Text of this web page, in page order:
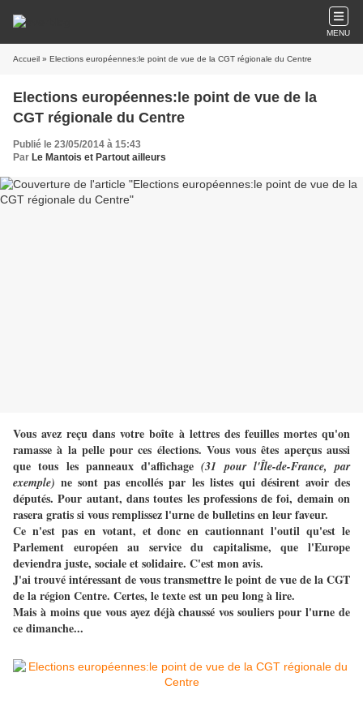
MENU
Accueil » Elections européennes:le point de vue de la CGT régionale du Centre
Elections européennes:le point de vue de la
CGT régionale du Centre
Publié le 23/05/2014 à 15:43
Par Le Mantois et Partout ailleurs
Vous avez reçu dans votre boîte à lettres des feuilles mortes qu'on
ramasse à la pelle pour ces élections. Vous vous êtes aperçus aussi
que tous les panneaux d'affichage(31 pour l'Île-de-France, par
exemple) ne sont pas encollés par les listes qui désirent avoir des
députés. Pour autant, dans toutes les professions de foi, demain on
rasera gratis si vous remplissez l'urne de bulletins en leur faveur.
Ce n'est pas en votant, et donc en cautionnant l'outil qu'est le
Parlement européen au service du capitalisme, que l'Europe
deviendra juste, sociale et solidaire. C'est mon avis.
J'ai trouvé intéressant de vous transmettre le point de vue de la CGT
de la région Centre. Certes, le texte est un peu long à lire.
Mais à moins que vous ayez déjà chaussé vos souliers pour l'urne de
ce dimanche...